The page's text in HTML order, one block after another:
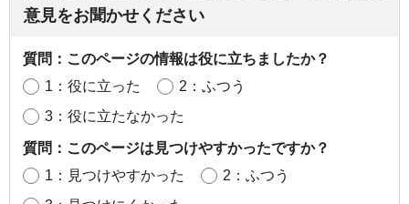
意見をお聞かせください
質問：このページの情報は役に立ちましたか？
1：役に立った
2：ふつう
3：役に立たなかった
質問：このページは見つけやすかったですか？
1：見つけやすかった
2：ふつう